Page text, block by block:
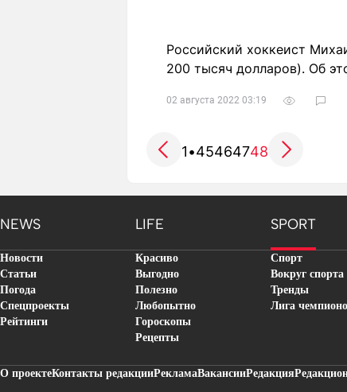
Российский хоккеист
200 тысяч долларов). Об
02 августа 2022 03:19
1•45464748
NEWS LIFE SPORT
Новости
Статьи
Погода
Спецпроекты
Рейтинги
Красиво
Выгодно
Полезно
Любопытно
Гороскопы
Рецепты
Спорт
Вокруг спорта
Тренды
Лига
О проектеКонтакты редакцииРекламаВакансииРедакция